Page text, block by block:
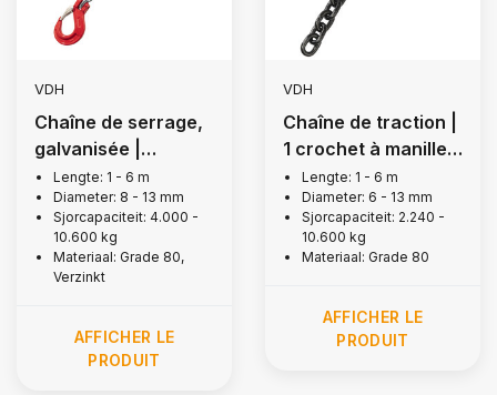
VDH
Chaîne de serrage,
galvanisée |
Crochets de palan à
œillet, Grade 80
Lengte: 1 - 6 m
Diameter: 8 - 13 mm
Sjorcapaciteit: 4.000 -
10.600 kg
Materiaal: Grade 80,
Verzinkt
AFFICHER LE
PRODUIT
VDH
Chaîne de traction |
1 crochet à manille,
Grade 80
Lengte: 1 - 6 m
Diameter: 6 - 13 mm
Sjorcapaciteit: 2.240 -
10.600 kg
Materiaal: Grade 80
AFFICHER LE
PRODUIT